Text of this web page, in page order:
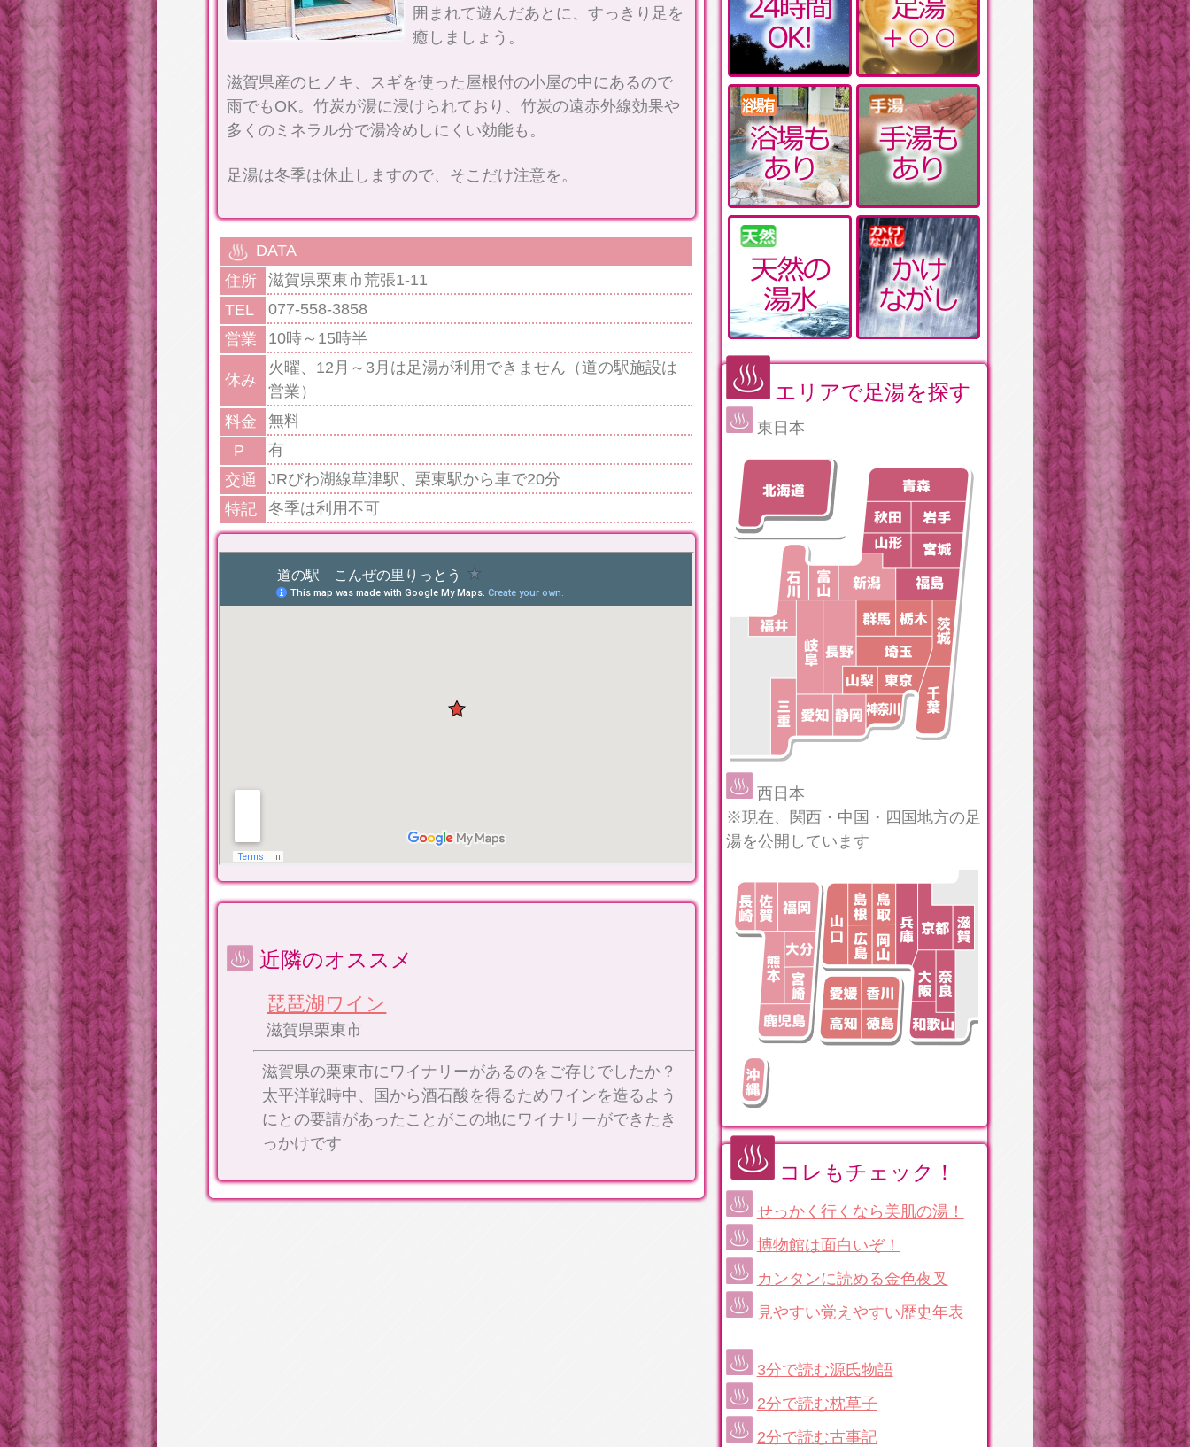
囲まれて遊んだあとに、すっきり足を
癒しましょう。
滋賀県産のヒノキ、スギを使った屋根付の小屋の中にあるので
雨でもOK。竹炭が湯に浸けられており、竹炭の遠赤外線効果や
多くのミネラル分で湯冷めしにくい効能も。
足湯は冬季は休止しますので、そこだけ注意を。
DATA
住所
滋賀県栗東市荒張1-11
TEL
077-558-3858
営業
10時～15時半
休み
火曜、12月～3月は足湯が利用できません（道の駅施設は
営業）
料金
無料
P
有
交通
JRびわ湖線草津駅、栗東駅から車で20分
特記
冬季は利用不可
近隣のオススメ
琵琶湖ワイン
滋賀県栗東市
滋賀県の栗東市にワイナリーがあるのをご存じでしたか？
太平洋戦時中、国から酒石酸を得るためワインを造るよう
にとの要請があったことがこの地にワイナリーができたき
っかけです
エリアで足湯を探す
東日本
西日本
※現在、関西・中国・四国地方の足
湯を公開しています
コレもチェック！
せっかく行くなら美肌の湯！
博物館は面白いぞ！
カンタンに読める金色夜叉
見やすい覚えやすい歴史年表
3分で読む源氏物語
2分で読む枕草子
2分で読む古事記